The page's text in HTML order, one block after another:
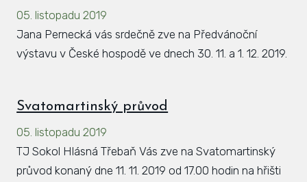
05. listopadu 2019
Jana Pernecká vás srdečně zve na Předvánoční
výstavu v České hospodě ve dnech 30. 11. a 1. 12. 2019.
Svatomartinský průvod
05. listopadu 2019
TJ Sokol Hlásná Třebaň Vás zve na Svatomartinský
průvod konaný dne 11. 11. 2019 od 17.00 hodin na hřišti